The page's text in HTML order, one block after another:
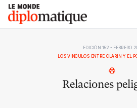
Skip
content
Le monde diplomatique
EDICIÓN 152 - FEBRERO
LOS VÍNCULOS ENTRE CLARÍN Y EL
Relaciones